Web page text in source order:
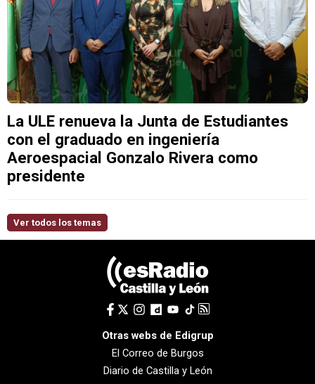
La ULE renueva la Junta de Estudiantes
con el graduado en ingeniería
Aeroespacial Gonzalo Rivera como
presidente
Ver todos los temas
Otras webs de Edigrup
El Correo de Burgos
Diario de Castilla y León